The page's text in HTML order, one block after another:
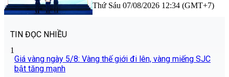
Thứ Sáu 07/08/2026 12:34 (GMT+7)
TIN ĐỌC NHIỀU
1
Giá vàng ngày 5/8: Vàng thế giới đi lên, vàng miếng SJC
bật tăng mạnh